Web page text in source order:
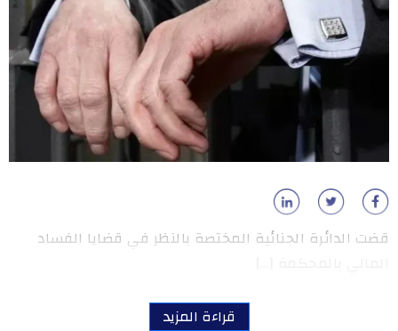
قضت الدائرة الجنائية المختصة بالنظر في قضايا الفساد
قراءة المزيد